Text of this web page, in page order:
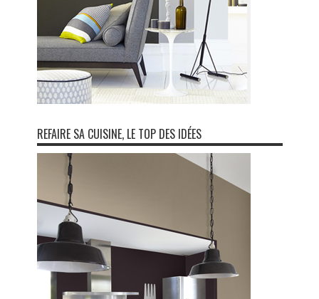
REFAIRE SA CUISINE, LE TOP DES IDÉES